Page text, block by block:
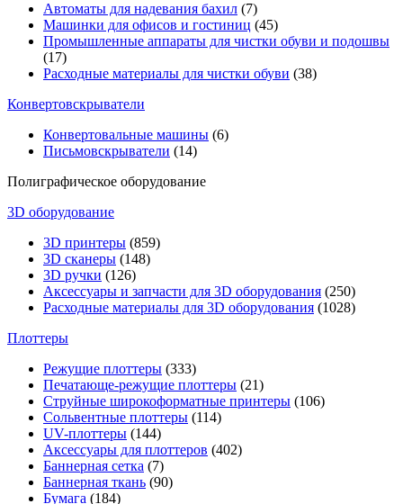
Автоматы для надевания бахил (7)
Машинки для офисов и гостиниц (45)
Промышленные аппараты для чистки обуви и подошвы
(17)
Расходные материалы для чистки обуви (38)
Конвертовскрыватели
Конвертовальные машины (6)
Письмовскрыватели (14)
Полиграфическое оборудование
3D оборудование
3D принтеры (859)
3D сканеры (148)
3D ручки (126)
Аксессуары и запчасти для 3D оборудования (250)
Расходные материалы для 3D оборудования (1028)
Плоттеры
Режущие плоттеры (333)
Печатающе-режущие плоттеры (21)
Струйные широкоформатные принтеры (106)
Сольвентные плоттеры (114)
UV-плоттеры (144)
Аксессуары для плоттеров (402)
Баннерная сетка (7)
Баннерная ткань (90)
Бумага (184)